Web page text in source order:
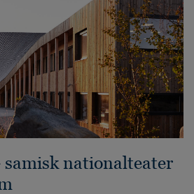
samisk nationalteater